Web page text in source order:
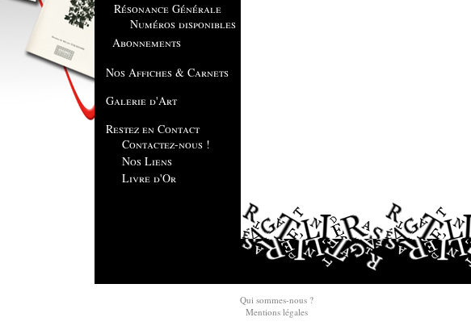
Résonance Générale
Numéros disponibles
Abonnements
Nos Affiches & Carnets
Galerie d'Art
Restez en Contact
Contactez-nous !
Nos Liens
Livre d'Or
Qui sommes-nous ?
Mentions légales